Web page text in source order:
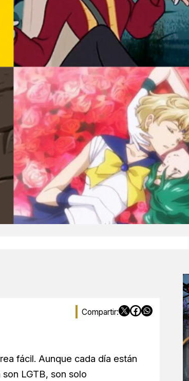
fácil. Aunque cada día están
LGTB, son solo